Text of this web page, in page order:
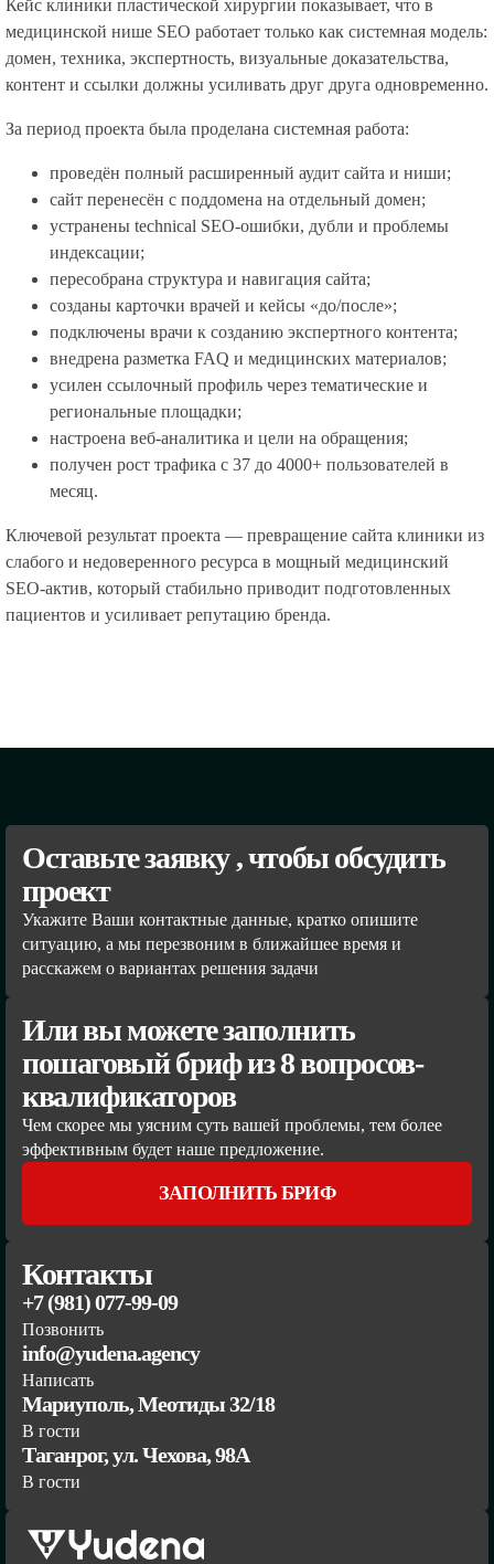
Кейс клиники пластической хирургии показывает, что в
медицинской нише SEO работает только как системная модель:
домен, техника, экспертность, визуальные доказательства,
контент и ссылки должны усиливать друг друга одновременно.
За период проекта была проделана системная работа:
проведён полный расширенный аудит сайта и ниши;
сайт перенесён с поддомена на отдельный домен;
устранены technical SEO-ошибки, дубли и проблемы
индексации;
пересобрана структура и навигация сайта;
созданы карточки врачей и кейсы «до/после»;
подключены врачи к созданию экспертного контента;
внедрена разметка FAQ и медицинских материалов;
усилен ссылочный профиль через тематические и
региональные площадки;
настроена веб-аналитика и цели на обращения;
получен рост трафика с 37 до 4000+ пользователей в
месяц.
Ключевой результат проекта — превращение сайта клиники из
слабого и недоверенного ресурса в мощный медицинский
SEO-актив, который стабильно приводит подготовленных
пациентов и усиливает репутацию бренда.
Оставьте заявку , чтобы обсудить
проект
Укажите Ваши контактные данные, кратко опишите
ситуацию, а мы перезвоним в ближайшее время и
расскажем о вариантах решения задачи
Или вы можете заполнить
пошаговый бриф из 8 вопросов-
квалификаторов
Чем скорее мы уясним суть вашей проблемы, тем более
эффективным будет наше предложение.
ЗАПОЛНИТЬ БРИФ
Контакты
+7 (981) 077-99-09
Позвонить
info@yudena.agency
Написать
Мариуполь, Меотиды 32/18
В гости
Таганрог, ул. Чехова, 98А
В гости